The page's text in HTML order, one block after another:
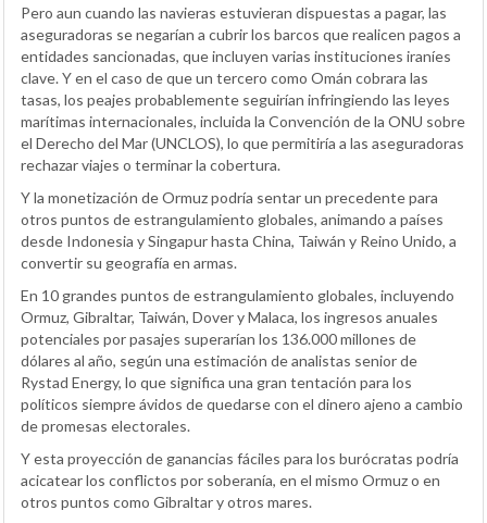
Pero aun cuando las navieras estuvieran dispuestas a pagar, las
aseguradoras se negarían a cubrir los barcos que realicen pagos a
entidades sancionadas, que incluyen varias instituciones iraníes
clave. Y en el caso de que un tercero como Omán cobrara las
tasas, los peajes probablemente seguirían infringiendo las leyes
marítimas internacionales, incluida la Convención de la ONU sobre
el Derecho del Mar (UNCLOS), lo que permitiría a las aseguradoras
rechazar viajes o terminar la cobertura.
Y la monetización de Ormuz podría sentar un precedente para
otros puntos de estrangulamiento globales, animando a países
desde Indonesia y Singapur hasta China, Taiwán y Reino Unido, a
convertir su geografía en armas.
En 10 grandes puntos de estrangulamiento globales, incluyendo
Ormuz, Gibraltar, Taiwán, Dover y Malaca, los ingresos anuales
potenciales por pasajes superarían los 136.000 millones de
dólares al año, según una estimación de analistas senior de
Rystad Energy, lo que significa una gran tentación para los
políticos siempre ávidos de quedarse con el dinero ajeno a cambio
de promesas electorales.
Y esta proyección de ganancias fáciles para los burócratas podría
acicatear los conflictos por soberanía, en el mismo Ormuz o en
otros puntos como Gibraltar y otros mares.